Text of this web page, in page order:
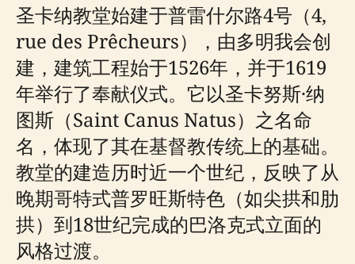
圣卡纳教堂始建于普雷什尔路4号（4,
rue des Prêcheurs），由多明我会创
建，建筑工程始于1526年，并于1619
年举行了奉献仪式。它以圣卡努斯·纳
图斯（Saint Canus Natus）之名命
名，体现了其在基督教传统上的基础。
教堂的建造历时近一个世纪，反映了从
晚期哥特式普罗旺斯特色（如尖拱和肋
拱）到18世纪完成的巴洛克式立面的
风格过渡。